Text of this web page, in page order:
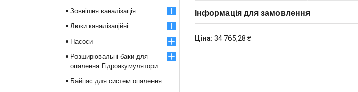
Інформація для замовлення
Ціна: 34 765,28 ₴
Зовнішня каналізація
Люки каналізаційні
Насоси
Розширювальні баки для
опалення Гідроакумулятори
Байпас для систем опалення